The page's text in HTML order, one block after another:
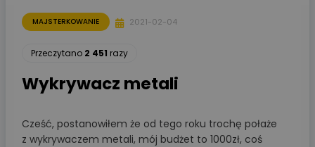
MAJSTERKOWANIE 2021-02-04
Przeczytano 2 451 razy
Wykrywacz metali
Cześć, postanowiłem że od tego roku trochę połaże
z wykrywaczem metali, mój budżet to 1000zł, coś